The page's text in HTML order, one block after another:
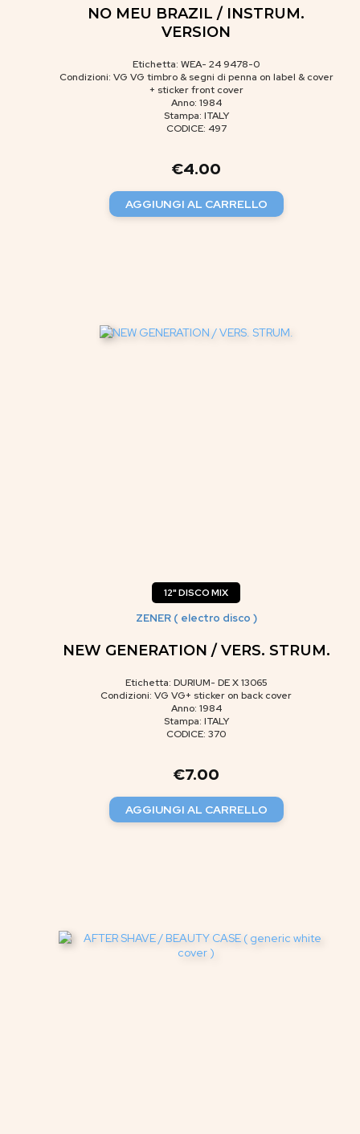
NO MEU BRAZIL / INSTRUM.
VERSION
Etichetta: WEA- 24 9478-0
Condizioni: VG VG timbro & segni di penna on label & cover
+ sticker front cover
Anno: 1984
Stampa: ITALY
CODICE: 497
€4.00
AGGIUNGI AL CARRELLO
12" DISCO MIX
ZENER ( electro disco )
NEW GENERATION / VERS. STRUM.
Etichetta: DURIUM- DE X 13065
Condizioni: VG VG+ sticker on back cover
Anno: 1984
Stampa: ITALY
CODICE: 370
€7.00
AGGIUNGI AL CARRELLO